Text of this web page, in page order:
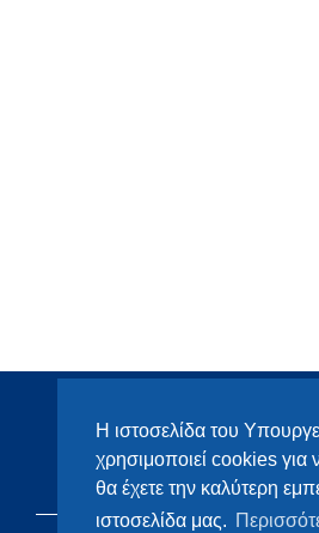
Η ιστοσελίδα του
χρησιμοποιεί cookies για
θα έχετε την καλύτερη
ιστοσελίδα μας.